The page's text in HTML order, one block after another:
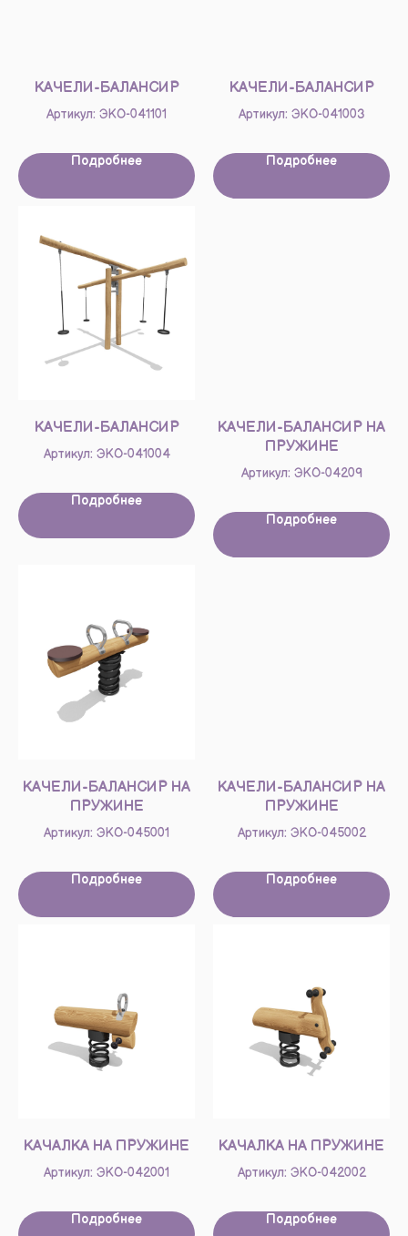
КАЧЕЛИ-БАЛАНСИР
Артикул: ЭКО-041101
Подробнее
КАЧЕЛИ-БАЛАНСИР
Артикул: ЭКО-041003
Подробнее
КАЧЕЛИ-БАЛАНСИР
Артикул: ЭКО-041004
Подробнее
КАЧЕЛИ-БАЛАНСИР НА
ПРУЖИНЕ
Артикул: ЭКО-04209
Подробнее
КАЧЕЛИ-БАЛАНСИР НА
ПРУЖИНЕ
Артикул: ЭКО-045001
Подробнее
КАЧЕЛИ-БАЛАНСИР НА
ПРУЖИНЕ
Артикул: ЭКО-045002
Подробнее
КАЧАЛКА НА ПРУЖИНЕ
Артикул: ЭКО-042001
Подробнее
КАЧАЛКА НА ПРУЖИНЕ
Артикул: ЭКО-042002
Подробнее